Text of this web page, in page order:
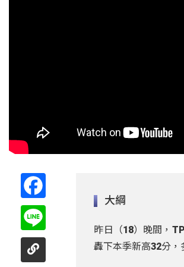
大綱
昨日（18）晚間，
轟下本季新高32分，